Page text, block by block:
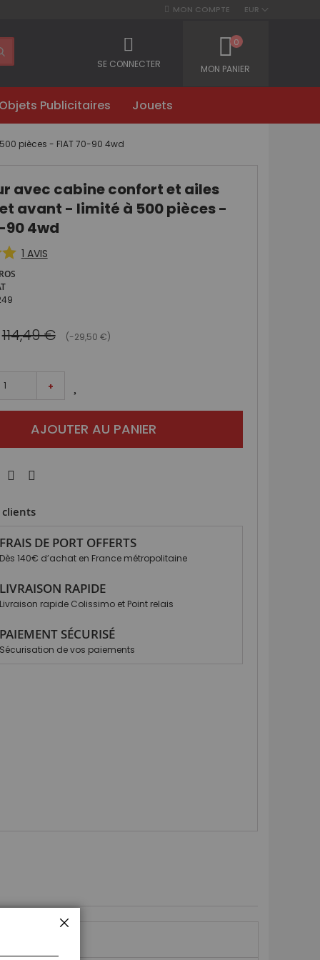
EUR
MON COMPTE
MON PANIER
0
SE CONNECTER
Objets Publicitaires Jouets
pièces - FIAT 70-90 4wd
avec cabine confort et ailes
avant - limité à 500 pièces -
90 4wd
1 AVIS
ROS
114,49 € (-29,50 €)
+
AJOUTER AU PANIER
FRAIS DE PORT OFFERTS
Dès 140€ d’achat en France métropolitaine
LIVRAISON RAPIDE
Livraison rapide Colissimo et Point relais
PAIEMENT SÉCURISÉ
Sécurisation de vos paiements